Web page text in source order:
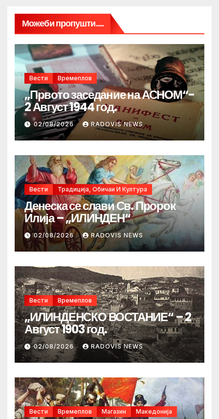
Можеби пропушти....
Вести Времеплов
„Првото заседание на АСНОМ“-
2 Август 1944 год.
02/08/2026 RADOVIS NEWS
Вести Традиција, Обичаи И Култура
Денеска се слави Св. Пророк
Илија – „ИЛИНДЕН“
02/08/2026 RADOVIS NEWS
Вести Времеплов
„ИЛИНДЕНСКО ВОСТАНИЕ“ – 2
Август 1903 год.
02/08/2026 RADOVIS NEWS
Вести Времеплов Магазин Македонија